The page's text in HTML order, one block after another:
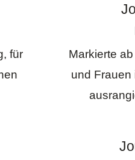
für
Markierte
und Frauen